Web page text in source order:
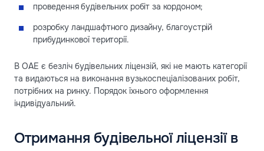
проведення будівельних робіт за кордоном;
розробку ландшафтного дизайну, благоустрій
прибудинкової території.
В ОАЕ є безліч будівельних ліцензій, які не мають категорії
та видаються на виконання вузькоспеціалізованих робіт,
потрібних на ринку. Порядок їхнього оформлення
індивідуальний.
Отримання будівельної ліцензії в